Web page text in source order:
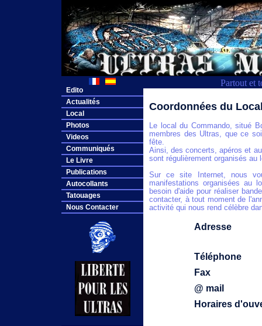
Partout et
Edito
Actualités
Local
Photos
Videos
Communiqués
Le Livre
Publications
Autocollants
Tatouages
Nous Contacter
Coordonnées du
Le local du Commando, situé
membres des Ultras, que ce
fête.
Ainsi, des concerts, apéros et
sont régulièrement organisés au
Sur ce site Internet, nous
manifestations organisées au
besoin d'aide pour réaliser
contacter, à tout moment de
activité qui nous rend célèbre
Adresse
Téléphone
Fax
@ mail
Horaires